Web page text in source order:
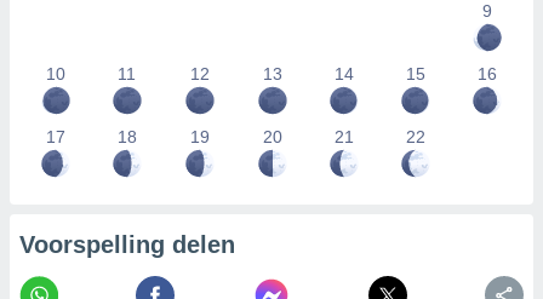
9
10 11 12 13 14 15 16
17 18 19 20 21 22
Voorspelling delen